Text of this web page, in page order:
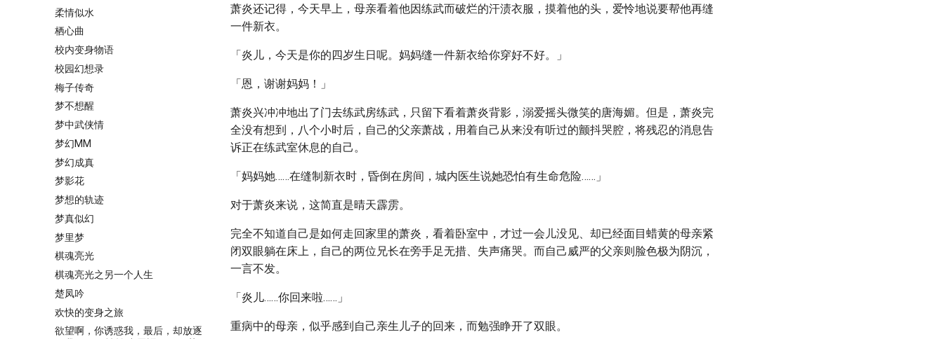
柔情似水
栖心曲
校内变身物语
校园幻想录
梅子传奇
梦不想醒
梦中武侠情
梦幻MM
梦幻成真
梦影花
梦想的轨迹
梦真似幻
梦里梦
棋魂亮光
棋魂亮光之另一个人生
楚凤吟
欢快的变身之旅
欲望啊，你诱惑我，最后，却放逐
萧炎还记得，今天早上，母亲看着他因练武而破烂的汗渍衣服，摸着他的头，爱怜地说要帮他再缝
一件新衣。
「炎儿，今天是你的四岁生日呢。妈妈缝一件新衣给你穿好不好。」
「恩，谢谢妈妈！」
萧炎兴冲冲地出了门去练武房练武，只留下看着萧炎背影，溺爱摇头微笑的唐海媚。但是，萧炎完
全没有想到，八个小时后，自己的父亲萧战，用着自己从来没有听过的颤抖哭腔，将残忍的消息告
诉正在练武室休息的自己。
「妈妈她……在缝制新衣时，昏倒在房间，城内医生说她恐怕有生命危险……」
对于萧炎来说，这简直是晴天霹雳。
完全不知道自己是如何走回家里的萧炎，看着卧室中，才过一会儿没见、却已经面目蜡黄的母亲紧
闭双眼躺在床上，自己的两位兄长在旁手足无措、失声痛哭。而自己威严的父亲则脸色极为阴沉，
一言不发。
「炎儿……你回来啦……」
重病中的母亲，似乎感到自己亲生儿子的回来，而勉强睁开了双眼。